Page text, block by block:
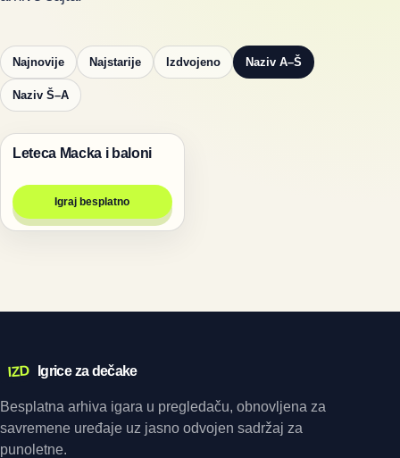
Najnovije Najstarije Izdvojeno Naziv A–Š
Naziv Š–A
Životinje
Leteca Macka i baloni
Igraj besplatno
IZD Igrice za dečake
Besplatna arhiva igara u pregledaču, obnovljena za
savremene uređaje uz jasno odvojen sadržaj za
punoletne.